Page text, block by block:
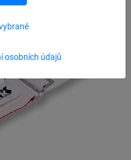
osobních údajů